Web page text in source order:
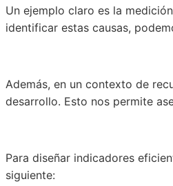
Un ejemplo claro es la
identificar estas causas,
Además, en un contexto de
desarrollo. Esto nos permite
Para diseñar indicadores
siguiente: